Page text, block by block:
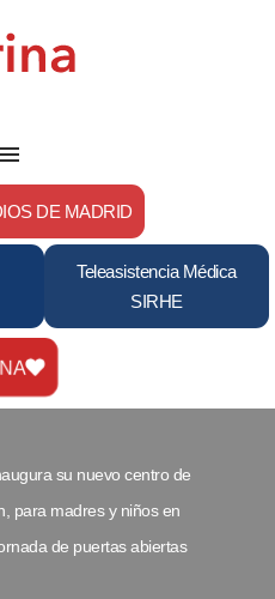
DE MADRID
Teleasistencia Médica
SIRHE
su nuevo centro de
para madres y niños en
de puertas abiertas